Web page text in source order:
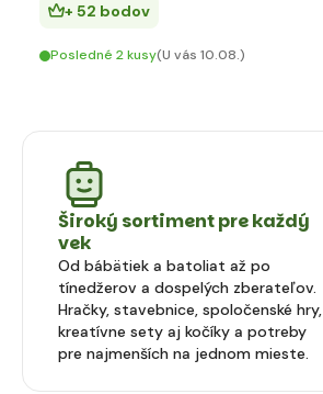
+ 52 bodov
Posledné 2 kusy(U vás 10.08.)
Široký sortiment pre každý
vek
Od bábätiek a batoliat až po
tínedžerov a dospelých zberateľov.
Hračky, stavebnice, spoločenské hry,
kreatívne sety aj kočíky a potreby
pre najmenších na jednom mieste.